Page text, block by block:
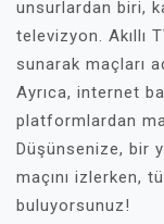
unsurlardan biri,
televizyon. Akıllı
sunarak maçları
Ayrıca, internet
platformlardan
Düşünsenize, bir
maçını izlerken,
buluyorsunuz!